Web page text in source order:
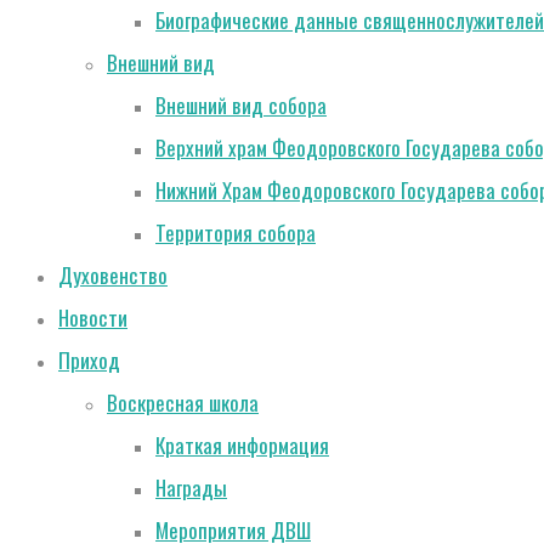
Биографические данные
Внешний вид
Внешний вид собора
Верхний храм Феодоровского Государева
Нижний Храм Феодоровского Государева
Территория собора
Духовенство
Новости
Приход
Воскресная школа
Краткая информация
Награды
Мероприятия ДВШ